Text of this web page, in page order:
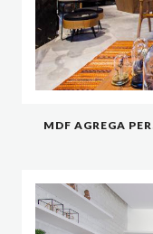
MDF AGREGA